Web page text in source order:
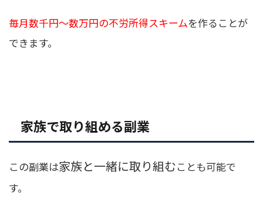
毎月数千円〜数万円の不労所得スキームを作ることが
できます。
家族で取り組める副業
この副業は家族と一緒に取り組むことも可能で
す。